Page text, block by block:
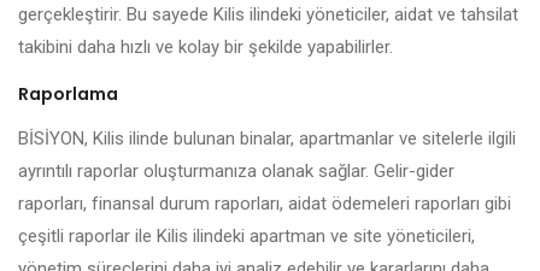
gerçekleştirir. Bu sayede Kilis ilindeki yöneticiler, aidat ve tahsilat
takibini daha hızlı ve kolay bir şekilde yapabilirler.
Raporlama
BİSİYON, Kilis ilinde bulunan binalar, apartmanlar ve sitelerle ilgili
ayrıntılı raporlar oluşturmanıza olanak sağlar. Gelir-gider
raporları, finansal durum raporları, aidat ödemeleri raporları gibi
çeşitli raporlar ile Kilis ilindeki apartman ve site yöneticileri,